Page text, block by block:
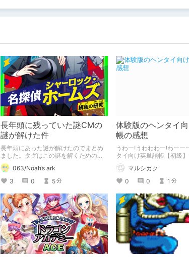
長年頭に残っていた謎CMの
謎が解けた件
長年頭にあった謎が解けたのでまとめ
ました。タグはこの謎を解くためのヒ
ントです
063/Noah’s ark
3
0 5分
体験版のヘンタイ
帳の感想
うわー!うわわわー!わーー
タイ向け英単語帳【初級
ッ!!!
マルシカク
0
0 1 分